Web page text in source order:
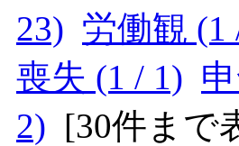
23) 労働観 (1
喪失 (1 / 1)
2) [30件まで